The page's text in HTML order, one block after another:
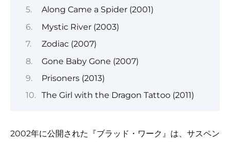
Along Came a Spider (2001)
Mystic River (2003)
Zodiac (2007)
Gone Baby Gone (2007)
Prisoners (2013)
The Girl with the Dragon Tattoo (2011)
2002年に公開された『ブラッド・ワーク』は、サスペン